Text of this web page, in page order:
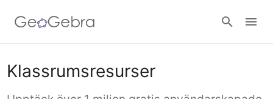
Resurser
Klassrumsresurser